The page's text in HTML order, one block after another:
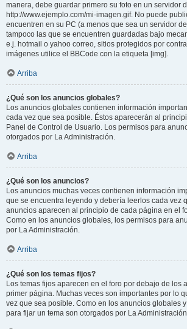
manera, debe guardar primero su foto en un servidor
http://www.ejemplo.com/mi-imagen.gif. No puede
encuentren en su PC (a menos que sea un servidor
tampoco las que se encuentren guardadas bajo
e.j. hotmail o yahoo correo, sitios protegidos por
imágenes utilice el BBCode con la etiqueta [img].
Arriba
¿Qué son los anuncios globales?
Los anuncios globales contienen información
cada vez que sea posible. Éstos aparecerán al
Panel de Control de Usuario. Los permisos para
otorgados por La Administración.
Arriba
¿Qué son los anuncios?
Los anuncios muchas veces contienen información
que se encuentra leyendo y debería leerlos cada vez
anuncios aparecen al principio de cada página en el
Como en los anuncios globales, los permisos para
por La Administración.
Arriba
¿Qué son los temas fijos?
Los temas fijos aparecen en el foro por debajo de los
primer página. Muchas veces son importantes por lo
vez que sea posible. Como en los anuncios globales
para fijar un tema son otorgados por La